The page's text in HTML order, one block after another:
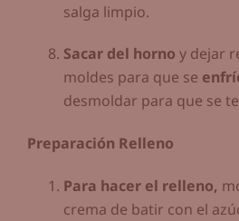
salga limpio.
Sacar del horno y dejar
moldes para que se
desmoldar para que se
Preparación Relleno
Para hacer el relleno,
crema de batir con el